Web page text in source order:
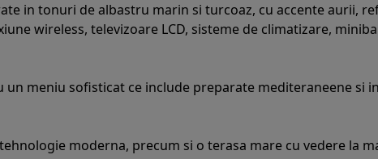
in tonuri de albastru marin si turcoaz, cu accente aurii,
wireless, televizoare LCD, sisteme de climatizare,
meniu sofisticat ce include preparate mediteraneene si
moderna, precum si o terasa mare cu vedere la